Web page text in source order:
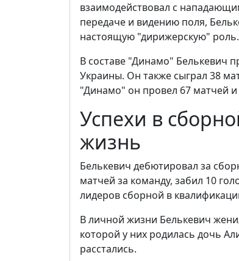
взаимодействовал с
передаче и видению поля,
настоящую "дирижерскую" роль.
В составе "Динамо" Белькевич
Украины. Он также сыграл 38
"Динамо" он провел 67 матчей и
Успехи в
жизнь
Белькевич дебютировал за
матчей за команду, забил 10
лидеров сборной в
В личной жизни Белькевич
которой у них родилась дочь
расстались.